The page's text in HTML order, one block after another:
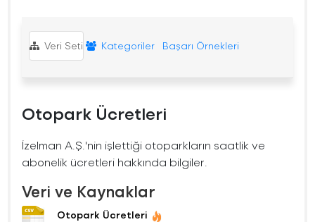
Veri Seti Kategoriler Başarı Örnekleri
Otopark Ücretleri
İzelman A.Ş.'nin işlettiği otoparkların saatlik ve
abonelik ücretleri hakkında bilgiler.
Veri ve Kaynaklar
Otopark Ücretleri